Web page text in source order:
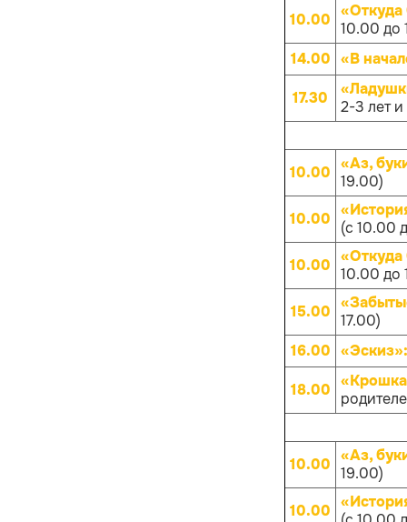
10.00 10.00 до
14.00 «В
17.30
2-3 лет
10.00 «Аз,
19.00)
10.00
(с 10.00
10.00 10.00 до
15.00 17.00)
16.00
18.00
10.00 «Аз,
19.00)
10.00